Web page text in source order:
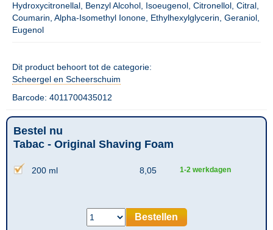
Hydroxycitronellal, Benzyl Alcohol, Isoeugenol, Citronellol, Citral,
Coumarin, Alpha-Isomethyl Ionone, Ethylhexylglycerin, Geraniol,
Eugenol
Dit product behoort tot de categorie:
Scheergel en Scheerschuim
Barcode: 4011700435012
Bestel nu
Tabac - Original Shaving Foam
200 ml 8,05 1-2 werkdagen
Bestellen